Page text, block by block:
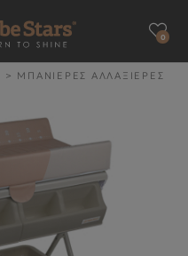
0
> ΜΠΑΝΙΕΡΕΣ ΑΛΛΑΞΙΕΡΕΣ